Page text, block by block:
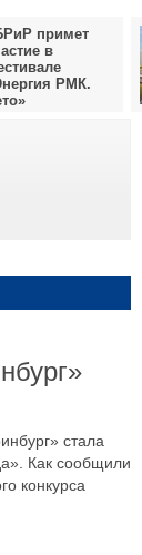
примет
в
РМК.
стала
Как сообщили
конкурса